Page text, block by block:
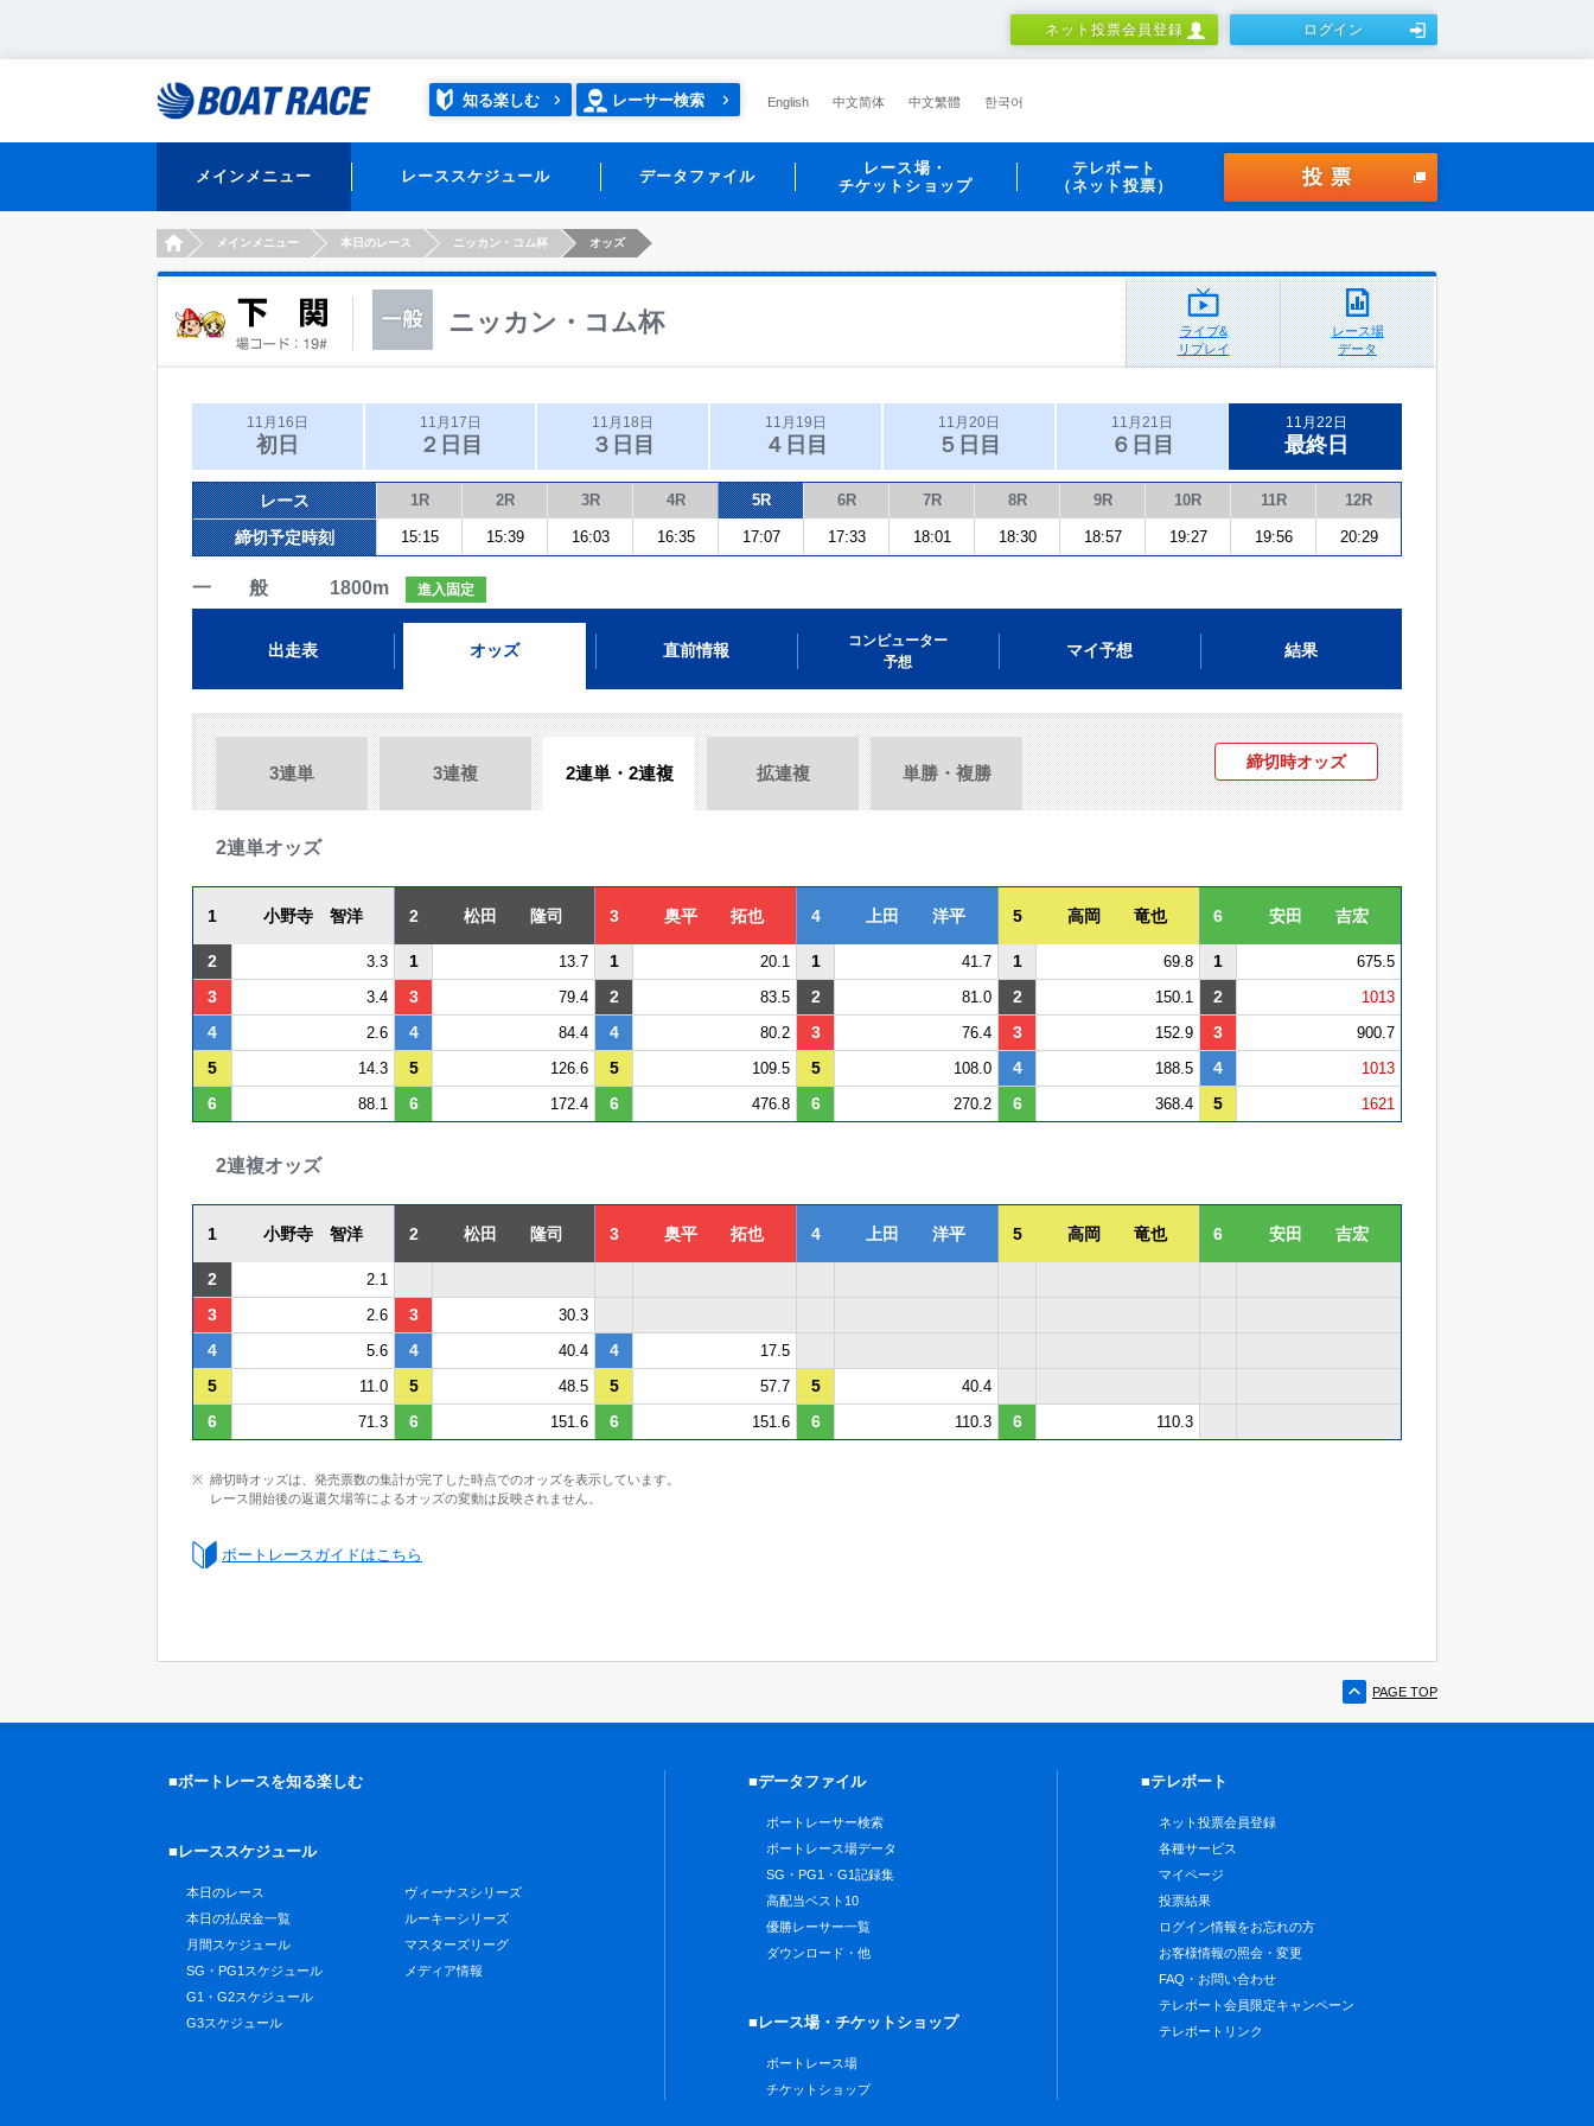
ネット投票会員登録 ログイン
知る楽しむ レーサー検索 English 中文简体 中文繁體 한국어
メインメニュー レーススケジュール データファイル
レース場・
チケットショップ
テレボート
（ネット投票）
投票
HOMEメインメニュー 本日のレース ニッカン・コム杯 オッズ
ニッカン・コム杯
ライブ&
リプレイ
レース場
データ
11月16日
初日
11月17日
２日目
11月18日
３日目
11月19日
４日目
11月20日
５日目
11月21日
６日目
11月22日
最終日
レース 1R 2R 3R 4R 5R 6R 7R 8R 9R 10R 11R 12R
締切予定時刻 15:15 15:39 16:03 16:35 17:07 17:33 18:01 18:30 18:57 19:27 19:56 20:29
一 般 1800m 進入固定
出走表 オッズ 直前情報
コンピューター
予想
マイ予想 結果
3連単 3連複 2連単・2連複 拡連複 単勝・複勝
締切時オッズ
2連単オッズ
1 小野寺 智洋 2 松田 隆司 3 奥平 拓也 4 上田 洋平 5 高岡 竜也 6 安田 吉宏
2 3.3 1 13.7 1 20.1 1 41.7 1 69.8 1 675.5
3 3.4 3 79.4 2 83.5 2 81.0 2 150.1 2 1013
4 2.6 4 84.4 4 80.2 3 76.4 3 152.9 3 900.7
5 14.3 5 126.6 5 109.5 5 108.0 4 188.5 4 1013
6 88.1 6 172.4 6 476.8 6 270.2 6 368.4 5 1621
2連複オッズ
1 小野寺 智洋 2 松田 隆司 3 奥平 拓也 4 上田 洋平 5 高岡 竜也 6 安田 吉宏
2 2.1
3 2.6 3 30.3
4 5.6 4 40.4 4 17.5
5 11.0 5 48.5 5 57.7 5 40.4
6 71.3 6 151.6 6 151.6 6 110.3 6 110.3
締切時オッズは、発売票数の集計が完了した時点でのオッズを表示しています。
レース開始後の返還欠場等によるオッズの変動は反映されません。
ボートレースガイドはこちら
PAGE TOP
■ボートレースを知る楽しむ
■レーススケジュール
本日のレース
本日の払戻金一覧
月間スケジュール
SG・PG1スケジュール
G1・G2スケジュール
G3スケジュール
ヴィーナスシリーズ
ルーキーシリーズ
マスターズリーグ
メディア情報
■データファイル
ボートレーサー検索
ボートレース場データ
SG・PG1・G1記録集
高配当ベスト10
優勝レーサー一覧
ダウンロード・他
■レース場・チケットショップ
ボートレース場
チケットショップ
■テレボート
ネット投票会員登録
各種サービス
マイページ
投票結果
ログイン情報をお忘れの方
お客様情報の照会・変更
FAQ・お問い合わせ
テレボート会員限定キャンペーン
テレボートリンク